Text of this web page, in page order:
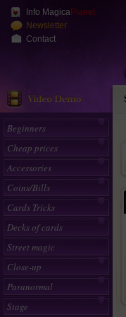
Info MagicaPlanet
Newsletter
Contact
Beginners
Cheap prices
Accessories
Coins/Bills
Cards Tricks
Decks of cards
Street magic
Close-up
Paranormal
Stage